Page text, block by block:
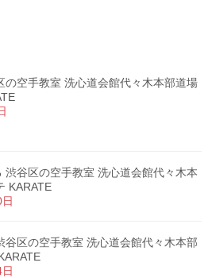
の空手教室 洗心道会館代々木本部道場
渋谷区の空手教室 洗心道会館代々木本
KARATE
谷区の空手教室 洗心道会館代々木本部